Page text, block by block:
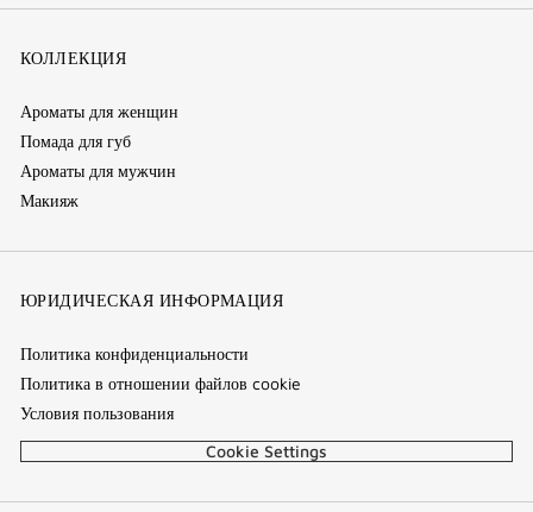
КОЛЛЕКЦИЯ
Ароматы для женщин
Помада для губ
Ароматы для мужчин
Макияж
ЮРИДИЧЕСКАЯ ИНФОРМАЦИЯ
Политика конфиденциальности
Политика в отношении файлов cookie
Условия пользования
Cookie Settings